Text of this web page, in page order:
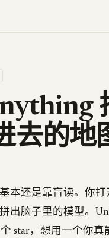
去的地
本还是靠盲读。你打
出脑子里的模型。
star，想用一个你真